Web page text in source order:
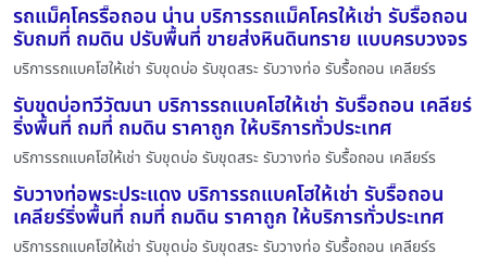
รถแม็คโครรื้อถอน น่าน บริการรถแม็คโครให้เช่า รับรื้อถอน
รับถมที่ ถมดิน ปรับพื้นที่ ขายส่งหินดินทราย แบบครบวงจร
บริการรถแบคโฮให้เช่า รับขุดบ่อ รับขุดสระ รับวางท่อ รับรื้อถอน เคลียร์ร
รับขุดบ่อทวีวัฒนา บริการรถแบคโฮให้เช่า รับรื้อถอน เคลียร์
ริ่งพื้นที่ ถมที่ ถมดิน ราคาถูก ให้บริการทั่วประเทศ
บริการรถแบคโฮให้เช่า รับขุดบ่อ รับขุดสระ รับวางท่อ รับรื้อถอน เคลียร์ร
รับวางท่อพระประแดง บริการรถแบคโฮให้เช่า รับรื้อถอน
เคลียร์ริ่งพื้นที่ ถมที่ ถมดิน ราคาถูก ให้บริการทั่วประเทศ
บริการรถแบคโฮให้เช่า รับขุดบ่อ รับขุดสระ รับวางท่อ รับรื้อถอน เคลียร์ร